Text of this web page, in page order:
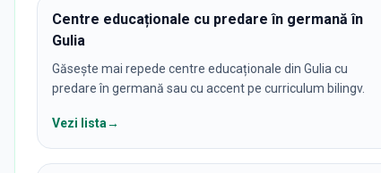
Centre educaționale cu predare în germană în
Gulia
Găsește mai repede centre educaționale din Gulia cu
predare în germană sau cu accent pe curriculum bilingv.
Vezi lista→